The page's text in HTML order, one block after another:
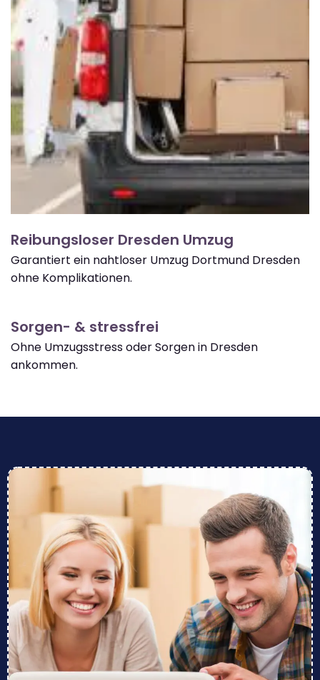
Reibungsloser Dresden Umzug
Garantiert ein nahtloser Umzug Dortmund Dresden
ohne Komplikationen.
Sorgen- & stressfrei
Ohne Umzugsstress oder Sorgen in Dresden
ankommen.